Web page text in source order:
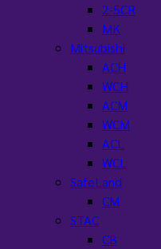
2-5CR
MK
Mitsubishi
ACH
WCH
ACM
WCM
ACL
WCL
SafeLand
CM
STAC
CB